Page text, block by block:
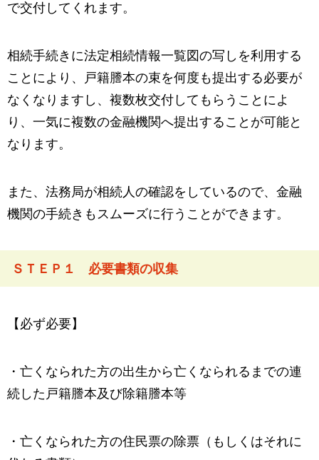
で交付してくれます。
相続手続きに法定相続情報一覧図の写しを利用する
ことにより、戸籍謄本の束を何度も提出する必要が
なくなりますし、複数枚交付してもらうことによ
り、一気に複数の金融機関へ提出することが可能と
なります。
また、法務局が相続人の確認をしているので、金融
機関の手続きもスムーズに行うことができます。
ＳＴＥＰ１ 必要書類の収集
【必ず必要】
・亡くなられた方の出生から亡くなられるまでの連
続した戸籍謄本及び除籍謄本等
・亡くなられた方の住民票の除票（もしくはそれに